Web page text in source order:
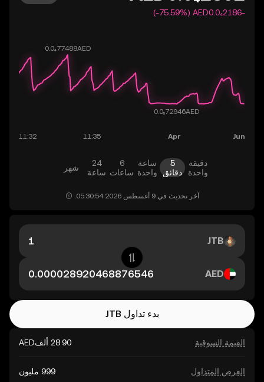
-‏‎‏‎0.0₄2186‏‏AED‏ (‏‎‎-75.59‎%‎‏)
دقيقة
واحدة
5
دقائق
ساعة
واحدة
6
ساعات
24
ساعة
شهر
آخر تحديث في ‏9 أغسطس 2026 05:30:54.
القيمة السوقية
العرض المتداول
JTB
AED
بدء تداول JTB